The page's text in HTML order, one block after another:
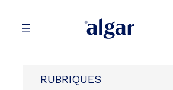
RUBRIQUES